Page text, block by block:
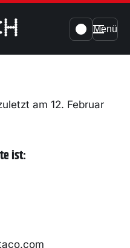
Menü
am 12. Februar
ist: